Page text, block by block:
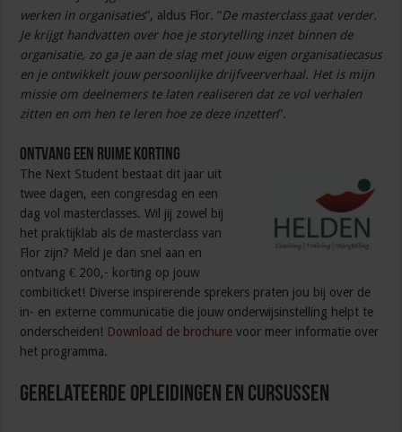
werken in organisaties”, aldus Flor. “De masterclass gaat verder.
Je krijgt handvatten over hoe je storytelling inzet binnen de
organisatie, zo ga je aan de slag met jouw eigen organisatiecasus
en je ontwikkelt jouw persoonlijke drijfveerverhaal. Het is mijn
missie om deelnemers te laten realiseren dat ze vol verhalen
zitten en om hen te leren hoe ze deze inzetten”.
Ontvang een ruime korting
The Next Student bestaat dit jaar uit
twee dagen, een congresdag en een
dag vol masterclasses. Wil jij zowel bij
het praktijklab als de masterclass van
Flor zijn? Meld je dan snel aan en
ontvang € 200,- korting op jouw
combiticket! Diverse inspirerende sprekers praten jou bij over de
in- en externe communicatie die jouw onderwijsinstelling helpt te
onderscheiden! Download de brochure voor meer informatie over
het programma.
Gerelateerde Opleidingen en Cursussen